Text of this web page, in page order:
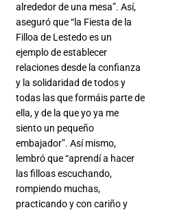
alrededor de una mesa”. Así,
aseguró que “la Fiesta de la
Filloa de Lestedo es un
ejemplo de establecer
relaciones desde la confianza
y la solidaridad de todos y
todas las que formáis parte de
ella, y de la que yo ya me
siento un pequeño
embajador”. Así mismo,
lembró que “aprendí a hacer
las filloas escuchando,
rompiendo muchas,
practicando y con cariño y